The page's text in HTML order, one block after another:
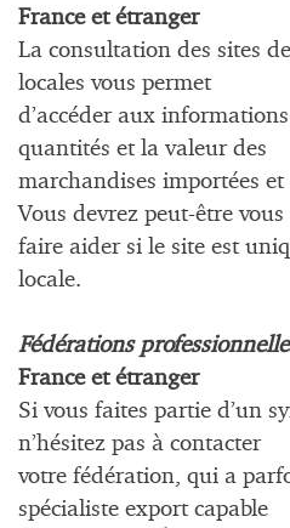
France et étranger
La consultation des sites
locales vous permet
d’accéder aux
quantités et la valeur des
marchandises importées et
Vous devrez peut-être vous
faire aider si le site est
locale.
Fédérations
France et étranger
Si vous faites partie d’un
n’hésitez pas à contacter
votre fédération, qui a
spécialiste export capable